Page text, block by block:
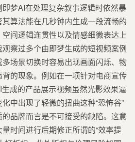
梦AI在处理复杂叙事逻辑时依然暴
算法能在几秒钟内生成一段流畅的
间逻辑连贯性以及情感细微表达上
察过多个由即梦生成的短视频案例
场景切换时容易出现画面闪烁、物
的现象。例如在一项针对电商宣传
成的产品展示视频虽然光影效果逼
中出现了轻微的扭曲这种“恐怖谷”
品牌而言是不可接受的缺陷。这意
时间进行后期修正所谓的“效率提